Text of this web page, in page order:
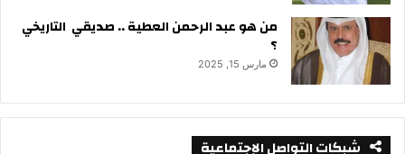
من هو عبد الرحمن العطية .. صديقي التاريخي
؟
مارس 15, 2025
شبكات التواصل الإجتماعية